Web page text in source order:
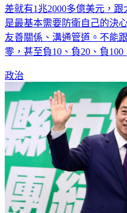
差就有1兆2000多億美元，
是最基本需要防衛自己的決
友善關係、溝通管道。不能
零，甚至負10、負20、負
政治